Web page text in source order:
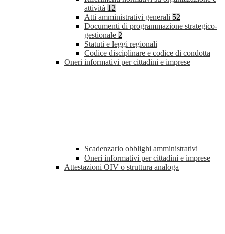
attività 12
Atti amministrativi generali 52
Documenti di programmazione strategico-
gestionale 2
Statuti e leggi regionali
Codice disciplinare e codice di condotta
Oneri informativi per cittadini e imprese
Scadenzario obblighi amministrativi
Oneri informativi per cittadini e imprese
Attestazioni OIV o struttura analoga